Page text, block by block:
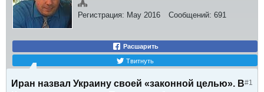
Регистрация: May 2016 Сообщений: 691
Расшарить
Твитнуть
#1
Иран назвал Украину своей «законной целью». В